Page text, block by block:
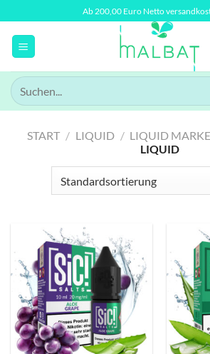
Inhalt
springen
Ab 200,00 Euro Netto
Suchen
nach:
START / LIQUID / LIQUID
LIQUID